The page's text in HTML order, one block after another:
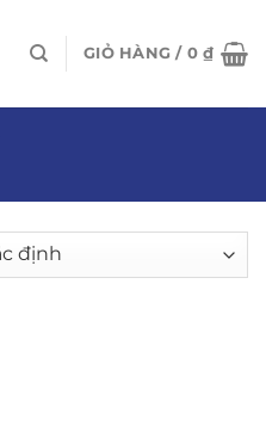
GIỎ HÀNG / 0₫